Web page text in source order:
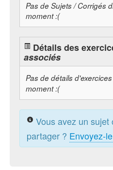
Pas de Sujets / Corrigés
moment :(
Détails des
associés
Pas de détails
moment :(
Vous avez un sujet
partager ? Envoyez-